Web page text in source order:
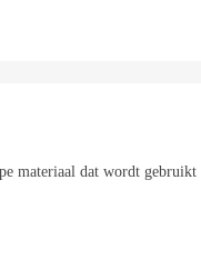
materiaal dat wordt